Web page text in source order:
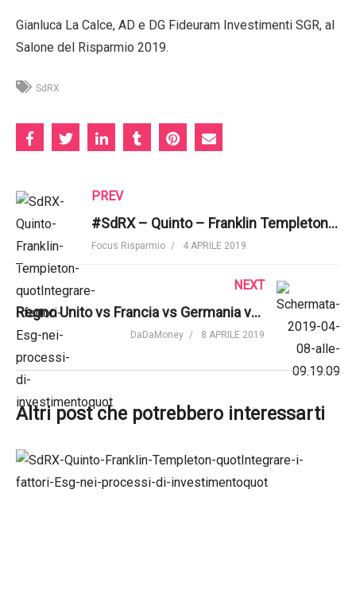
Gianluca La Calce, AD e DG Fideuram Investimenti SGR, al
Salone del Risparmio 2019.
SdRX
PREV
#SdRX – Quinto – Franklin Templeton – "Integrare i fattori Esg nei processi di investimento"
Focus Risparmio 4 APRILE 2019
NEXT
Regno Unito vs Francia vs Germania vs Italia. una comparazione dal 1970 al 2017 | WawamuStats
DaDaMoney 8 APRILE 2019
Altri post che potrebbero interessarti